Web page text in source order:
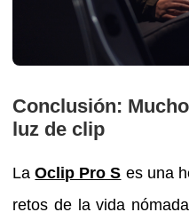
Conclusión:
luz de clip
LaOclip Pro S es una
retos de la vida